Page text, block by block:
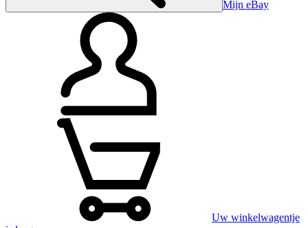
Mijn eBay
Uw winkelwagentje